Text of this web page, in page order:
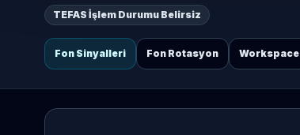
TEFAS İşlem Durumu Belirsiz
Fon Sinyalleri Fon Rotasyon Workspace